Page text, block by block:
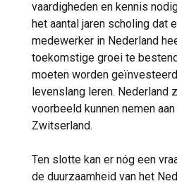
vaardigheden en kennis
het aantal jaren scholing dat
medewerker in Nederland
toekomstige groei te
moeten worden
levenslang leren. Nederland
voorbeeld kunnen nemen
Zwitserland.
Ten slotte kan er nóg een
de duurzaamheid van het